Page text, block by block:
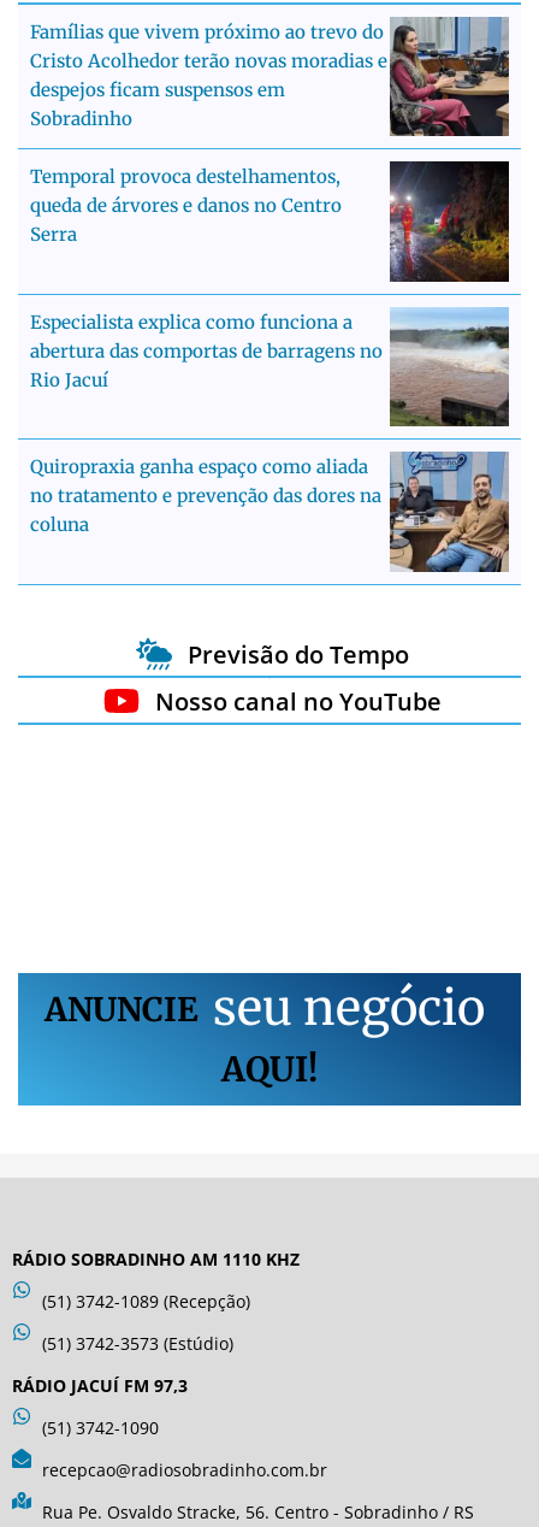
Famílias que vivem próximo ao trevo do
Cristo Acolhedor terão novas moradias e
despejos ficam suspensos em
Sobradinho
Temporal provoca destelhamentos,
queda de árvores e danos no Centro
Serra
Especialista explica como funciona a
abertura das comportas de barragens no
Rio Jacuí
Quiropraxia ganha espaço como aliada
no tratamento e prevenção das dores na
coluna
Previsão do Tempo
Nosso canal no YouTube
ANUNCIE seu negócio
AQUI!
RÁDIO SOBRADINHO AM 1110 KHZ
(51) 3742-1089 (Recepção)
(51) 3742-3573 (Estúdio)
RÁDIO JACUÍ FM 97,3
(51) 3742-1090
recepcao@radiosobradinho.com.br
Rua Pe. Osvaldo Stracke, 56. Centro - Sobradinho / RS